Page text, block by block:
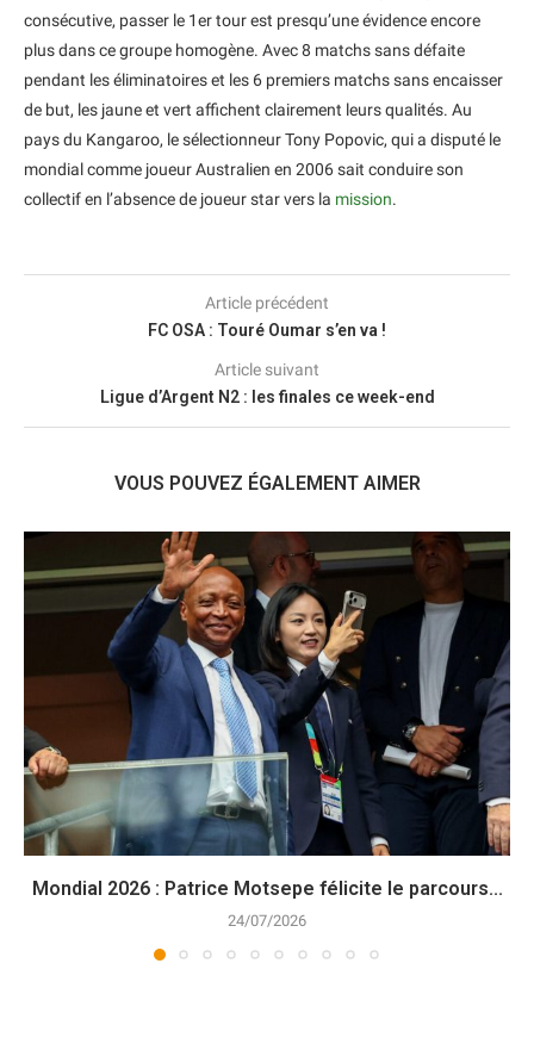
consécutive, passer le 1er tour est presqu’une évidence encore
plus dans ce groupe homogène. Avec 8 matchs sans défaite
pendant les éliminatoires et les 6 premiers matchs sans encaisser
de but, les jaune et vert affichent clairement leurs qualités. Au
pays du Kangaroo, le sélectionneur Tony Popovic, qui a disputé le
mondial comme joueur Australien en 2006 sait conduire son
collectif en l’absence de joueur star vers la mission.
Article précédent
FC OSA : Touré Oumar s’en va !
Article suivant
Ligue d’Argent N2 : les finales ce week-end
VOUS POUVEZ ÉGALEMENT AIMER
Mondial 2026 : Patrice Motsepe félicite le parcours...
24/07/2026